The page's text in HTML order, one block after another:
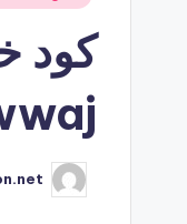
تمّ
النشر